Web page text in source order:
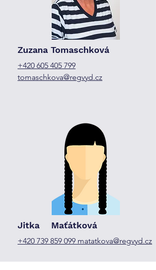
Zuzana Tomaschková
+420 605 405 799
tomaschkova@regvyd.cz
Jitka Maťátková
+420 739 859 099 matatkova@regvyd.cz